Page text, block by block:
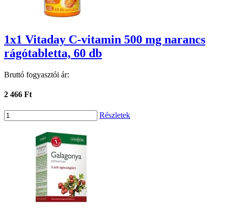
1x1 Vitaday C-vitamin 500 mg narancs
rágótabletta, 60 db
Bruttó fogyasztói ár:
2 466 Ft
Részletek